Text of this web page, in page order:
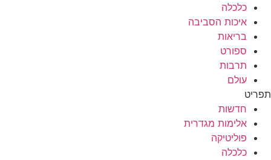
כלכלה
איכות הסביבה
בריאות
ספורט
תרבות
עולם
תפריט
חדשות
אלימות מגדרית
פוליטיקה
כלכלה